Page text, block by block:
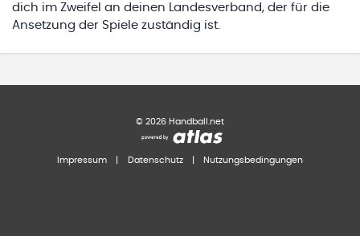
dich im Zweifel an deinen Landesverband, der für die
Ansetzung der Spiele zuständig ist.
© 2026 Handball.net
Impressum Datenschutz Nutzungsbedingungen